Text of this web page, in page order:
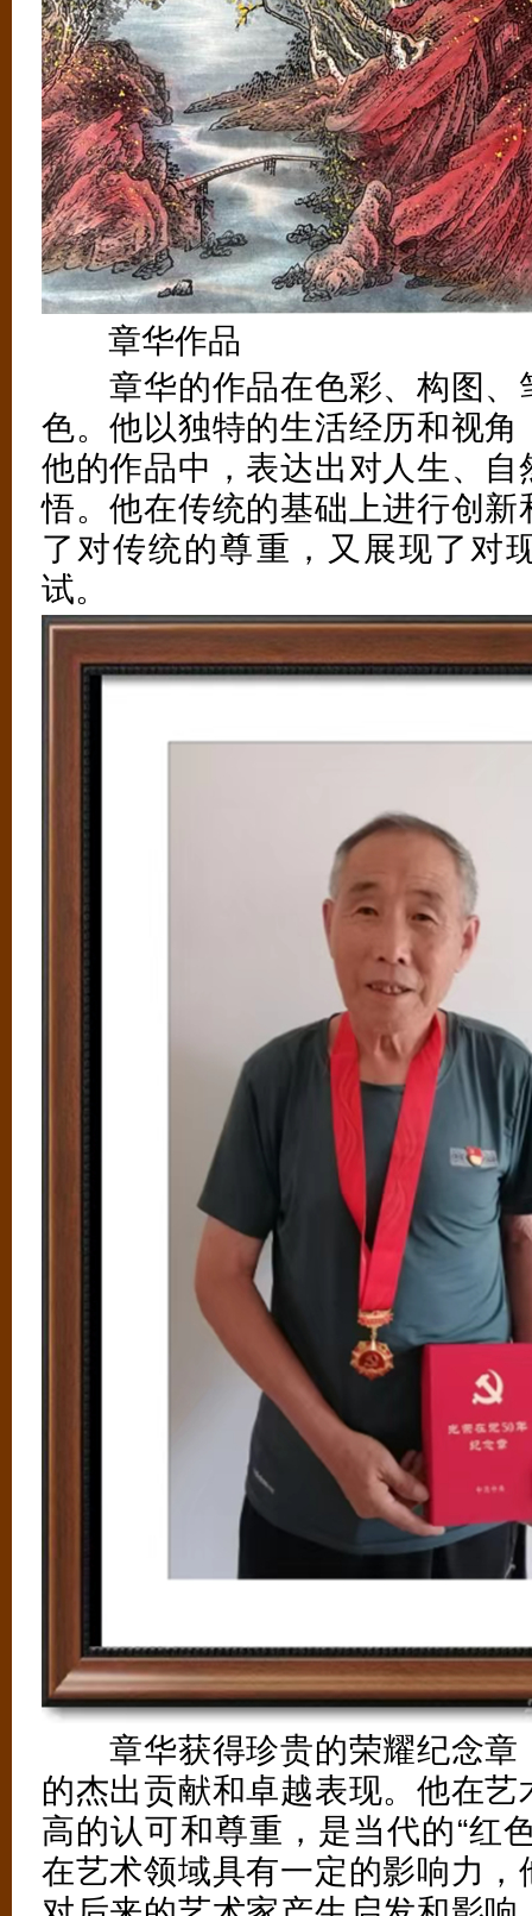
章华作品
章华的作品在色彩、构图、
色。他以独特的生活经历和视
他的作品中，表达出对人生、
悟。他在传统的基础上进行创
了对传统的尊重，又展现了对
试。
章华获得珍贵的荣耀纪念章
的杰出贡献和卓越表现。他在
高的认可和尊重，是当代的“红
在艺术领域具有一定的影响力